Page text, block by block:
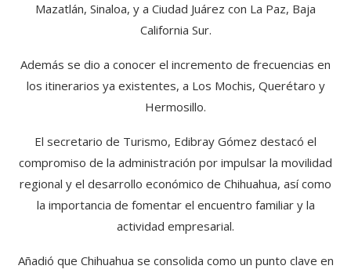
Mazatlán, Sinaloa, y a Ciudad Juárez con La Paz, Baja
California Sur.
Además se dio a conocer el incremento de frecuencias en
los itinerarios ya existentes, a Los Mochis, Querétaro y
Hermosillo.
El secretario de Turismo, Edibray Gómez destacó el
compromiso de la administración por impulsar la movilidad
regional y el desarrollo económico de Chihuahua, así como
la importancia de fomentar el encuentro familiar y la
actividad empresarial.
Añadió que Chihuahua se consolida como un punto clave en